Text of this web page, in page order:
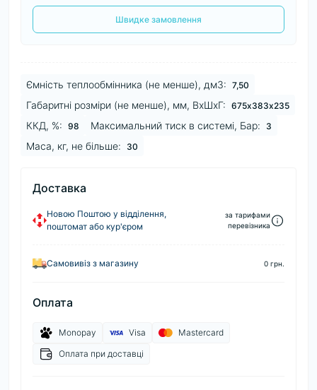
Швидке замовлення
Ємність теплообмінника (не менше), дм3: 7,50
Габаритні розміри (не менше), мм, ВхШхГ: 675х383х235
ККД, %: 98 Максимальний тиск в системі, Бар: 3
Маса, кг, не більше: 30
Доставка
Новою Поштою у відділення,
поштомат або кур'єром
за тарифами
перевізника
Самовивіз з магазину 0 грн.
Оплата
Monopay Visa
Mastercard
Оплата при доставці